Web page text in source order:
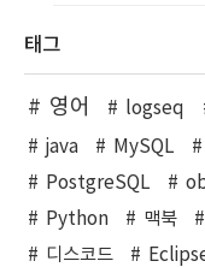
태그
영어 logseq
java
MySQL
PostgreSQL
Python
맥북
디스코드